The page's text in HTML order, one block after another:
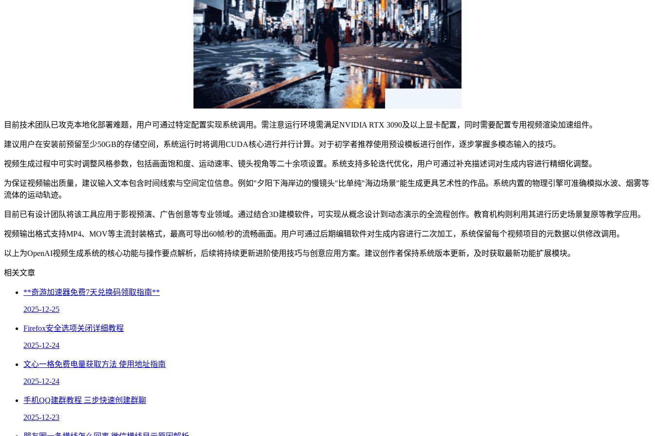
目前技术团队已攻克本地化部署难题，用户可通过特定配置实现系统调用。需注意运行环境需满足NVIDIA RTX 3090及以上显卡配置，同时需要配置专用视频渲染加速组件。
建议用户在安装前预留至少50GB的存储空间，系统运行时将调用CUDA核心进行并行计算。对于初学者推荐使用预设模板进行创作，逐步掌握多模态输入的技巧。
视频生成过程中可实时调整风格参数，包括画面饱和度、运动速率、镜头视角等二十余项设置。系统支持多轮迭代优化，用户可通过补充描述词对生成内容进行精细化调整。
为保证视频输出质量，建议输入文本包含时间线索与空间定位信息。例如"夕阳下海岸边的慢镜头"比单纯"海边场景"能生成更具艺术性的作品。系统内置的物理引擎可准确模拟水波、烟雾等
流体的运动轨迹。
目前已有设计团队将该工具应用于影视预演、广告创意等专业领域。通过结合3D建模软件，可实现从概念设计到动态演示的全流程创作。教育机构则利用其进行历史场景复原等教学应用。
视频输出格式支持MP4、MOV等主流封装格式，最高可导出60帧/秒的流畅画面。用户可通过后期编辑软件对生成内容进行二次加工，系统保留每个视频项目的元数据以供修改调用。
以上为OpenAI视频生成系统的核心功能与操作要点解析，后续将持续更新进阶使用技巧与创意应用方案。建议创作者保持系统版本更新，及时获取最新功能扩展模块。
相关文章
**奇游加速器免费7天兑换码领取指南**
2025-12-25
Firefox安全选项关闭详细教程
2025-12-24
文心一格免费电量获取方法 使用地址指南
2025-12-24
手机QQ建群教程 三步快速创建群聊
2025-12-23